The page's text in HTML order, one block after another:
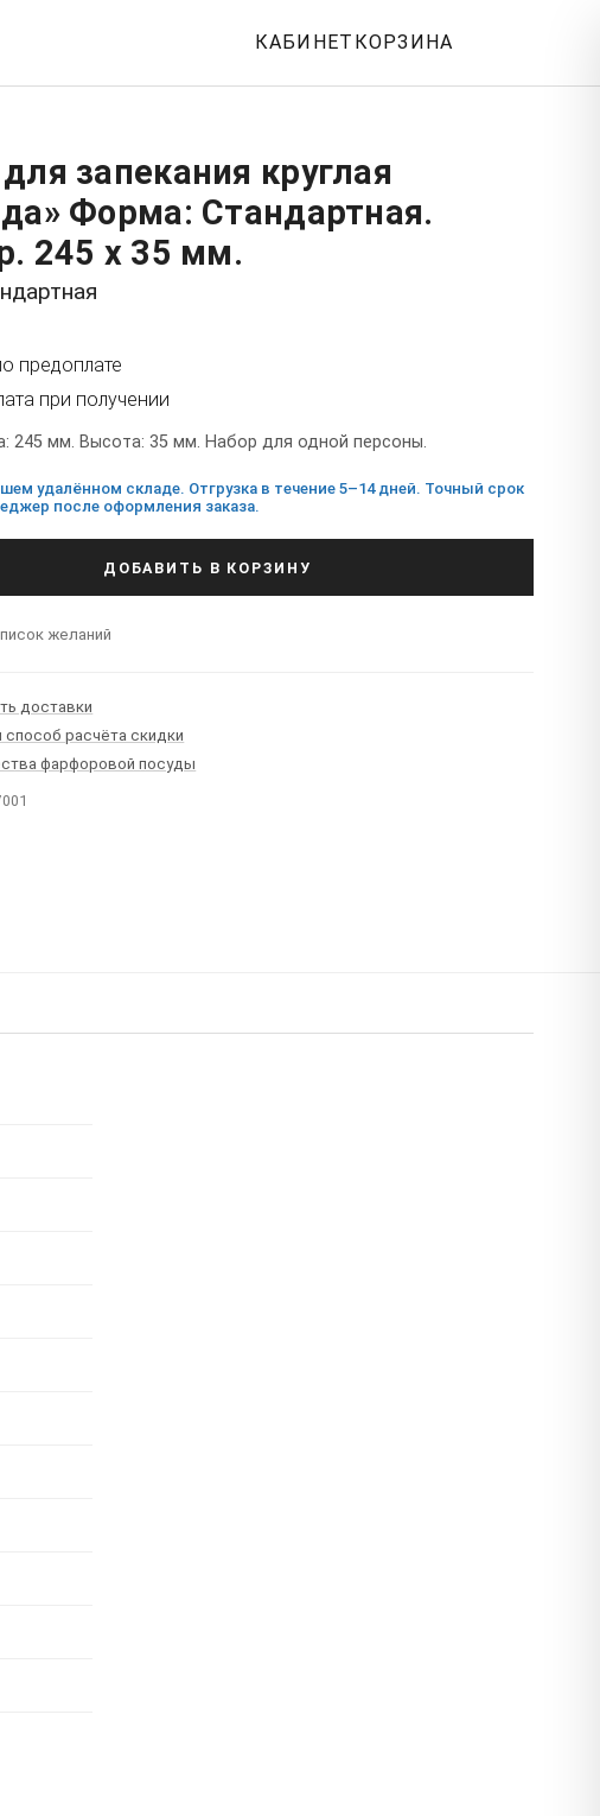
КАБИНЕТ КОРЗИНА
запекания круглая
Форма: Стандартная.
245 x 35 мм.
предоплате
при получении
245 мм. Высота: 35 мм. Набор для одной персоны.
удалённом складе. Отгрузка в течение 5–14 дней. Точный срок
после оформления заказа.
ДОБАВИТЬ В КОРЗИНУ
желаний
доставки
способ расчёта скидки
фарфоровой посуды